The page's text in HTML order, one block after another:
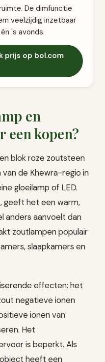
De dimfunctie
veelzijdig inzetbaar
's avonds.
prijs op bol.com
en
een kopen?
blok roze zoutsteen
de Khewra-regio in
gloeilamp of LED.
geeft het een warm,
anders aanvoelt dan
zoutlampen populair
slaapkamers en
effecten: het
negatieve ionen
ionen van
Het
is beperkt. Als
heeft een